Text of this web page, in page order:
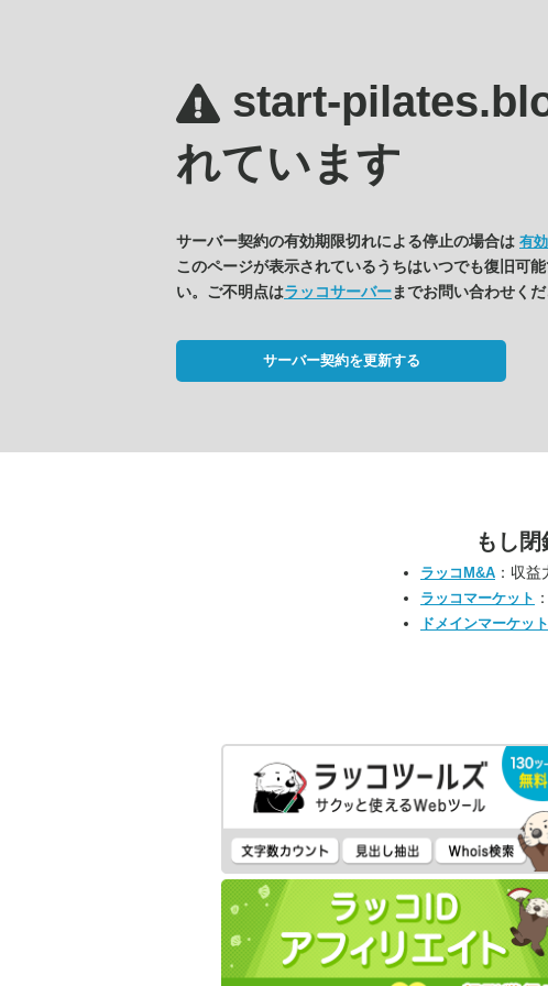
start-
れています
サーバー契約の有効期限切れによる停止の場合は 有
このページが表示されているうちはいつでも復旧可
い。ご不明点はラッコサーバーまでお問い合わせくだ
サーバー契約を更新する
もし
ラッコM&A ：収
ラッコマーケット
ドメインマーケット